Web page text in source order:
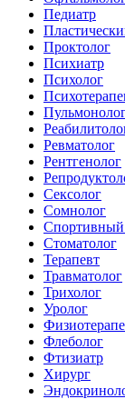
Педиатр
Проктолог
Психиатр
Психолог
Ревматолог
Рентгенолог
Сексолог
Сомнолог
Спортивный
Стоматолог
Терапевт
Травматолог
Трихолог
Уролог
Флеболог
Фтизиатр
Хирург